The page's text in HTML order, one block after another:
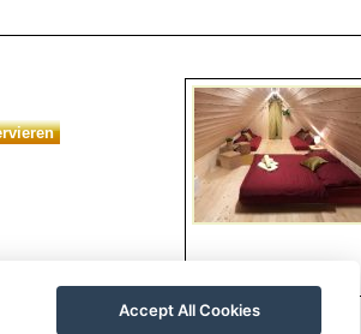
Accept All Cookies